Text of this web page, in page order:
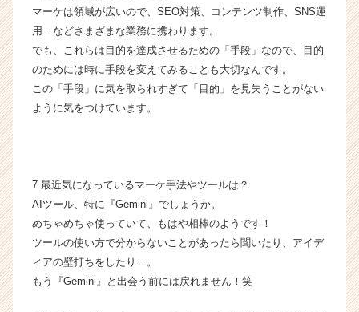
o
m
a
n
y
の
イ
ン】
|
ベ
ン
チ
マーケは領域が広いので、SEO対策、コンテンツ制作、SNS運
用…などさまざまな業務に携わります。
でも、これらは目的を達成させるための「手段」なので、目的
のためには時に手段を変えてみることも大切なんです。
この「手段」に気を取られすぎて「目的」を見失うことがない
ように気をつけています。
7.最近気になっているマーケ手法やツールは？
AIツール、特に『Gemini』でしょうか。
めちゃめちゃ使っていて、もはや相棒のようです！
ツールの使い方で分からないことがあったら聞いたり、アイデ
ィアの壁打ちをしたり…。
もう『Gemini』と出会う前には戻れません！笑